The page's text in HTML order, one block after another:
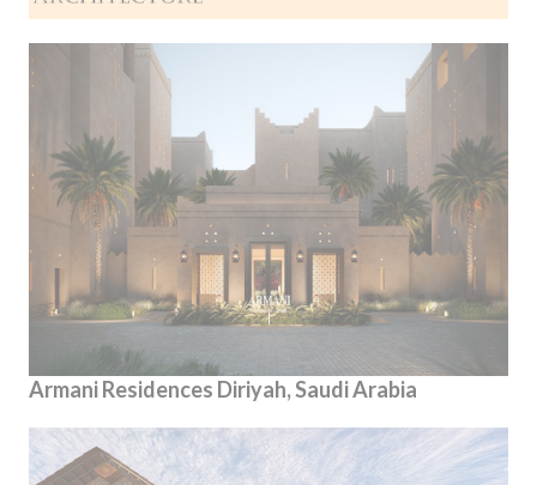
Armani Residences Diriyah, Saudi Arabia